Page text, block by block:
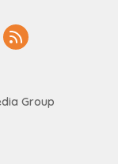
Group